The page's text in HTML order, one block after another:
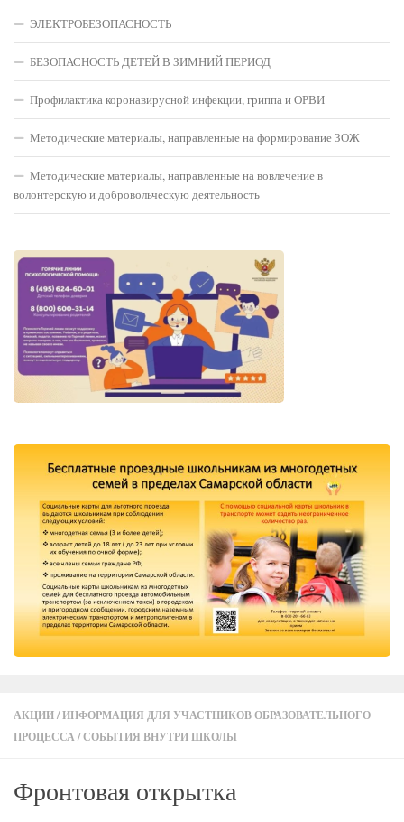
АКЦИИ/ИНФОРМАЦИЯ ДЛЯ УЧАСТНИКОВ ОБРАЗОВАТЕЛЬНОГО
ПРОЦЕССА/СОБЫТИЯ ВНУТРИ ШКОЛЫ
Фронтовая открытка
ЭЛЕКТРОБЕЗОПАСНОСТЬ
БЕЗОПАСНОСТЬ ДЕТЕЙ В ЗИМНИЙ ПЕРИОД
Профилактика коронавирусной инфекции, гриппа и ОРВИ
Методические материалы, направленные на формирование ЗОЖ
Методические материалы, направленные на вовлечение в
волонтерскую и добровольческую деятельность